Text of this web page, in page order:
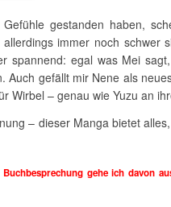
gestanden haben,
immer noch schwer
spannend: egal was Mei
Auch gefällt mir Nene als
Wirbel – genau wie Yuzu an
– dieser Manga bietet
gehe ich davon